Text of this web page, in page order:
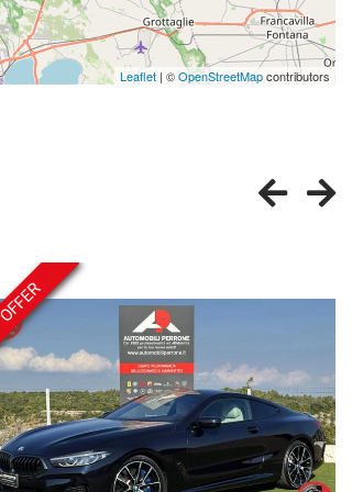
Leaflet | ©OpenStreetMapcontributors